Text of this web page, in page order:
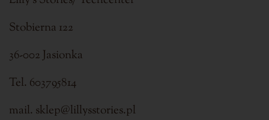
Stobierna 122
36-002 Jasionka
Tel. 603795814
mail. sklep@lillysstories.pl